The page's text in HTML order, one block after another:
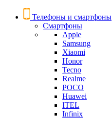
Телефоны и смартфоны
Смартфоны
Apple
Samsung
Xiaomi
Honor
Tecno
Realme
POCO
Huawei
ITEL
Infinix